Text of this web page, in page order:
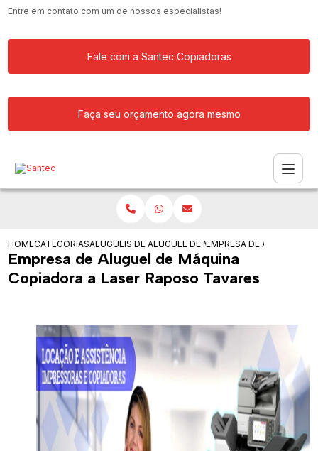
Entre em contato com um de nossos especialistas!
Fale com a Santec Copiadoras
Faça seu orçamento agora mesmo
HOMECATEGORIASALUGUEIS DE COPIADORASALUGUEL DE MAQUINA COPIADORA
EMPRESA DE ALUGUEL
Empresa de Aluguel de Máquina
Copiadora a Laser Raposo Tavares